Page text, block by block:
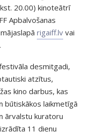
20.00) kinoteātrī
Apbalvošanas
rigaiff.lv vai
desmitgadi,
atzītus,
kino darbus, kas
būtiskākos laikmetīgā
ārvalstu kuratoru
11 dienu